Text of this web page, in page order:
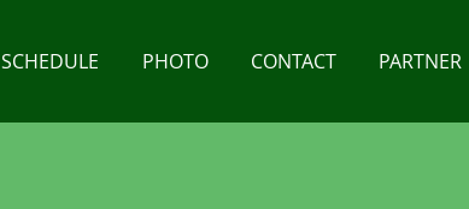
SCHEDULE PHOTO CONTACT PARTNER